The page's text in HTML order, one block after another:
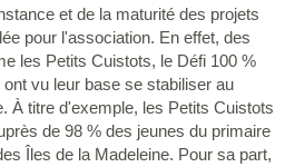
et de la maturité des projets
pour l'association. En effet, des
les Petits Cuistots, le Défi 100 %
vu leur base se stabiliser au
À titre d'exemple, les Petits Cuistots
de 98 % des jeunes du primaire
Îles de la Madeleine. Pour sa part,